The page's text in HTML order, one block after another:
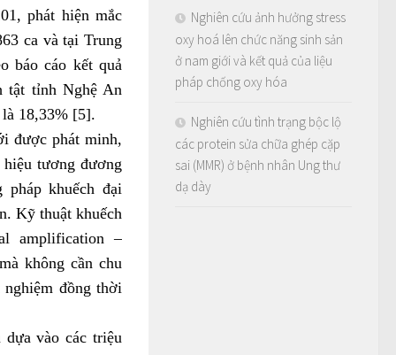
phát hiện mắc
ca và tại Trung
báo cáo kết quả
tật tỉnh Nghệ An
18,33% [5].
được phát minh,
tương đương
khuếch đại
Kỹ thuật khuếch
amplification –
không cần chu
đồng thời
vào các triệu
Nghiên cứu ảnh hưởng stress
oxy hoá lên chức năng sinh sản
ở nam giới và kết quả của liệu
pháp chống oxy hóa
Nghiên cứu tình trạng bộc lộ
các protein sửa chữa ghép cặp
sai (MMR) ở bệnh nhân Ung thư
dạ dày